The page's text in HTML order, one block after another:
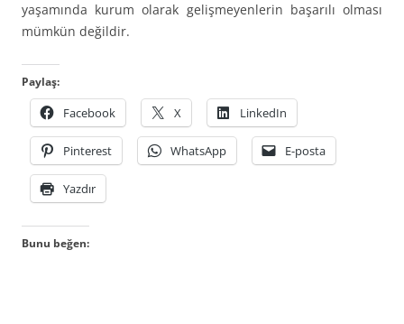
yaşamında kurum olarak gelişmeyenlerin başarılı olması
mümkün değildir.
Paylaş:
Facebook X LinkedIn
Pinterest WhatsApp E-posta
Yazdır
Bunu beğen: